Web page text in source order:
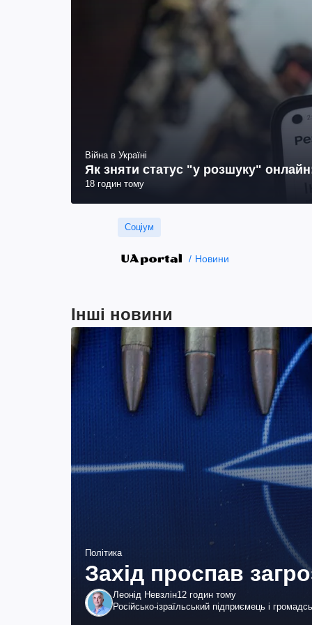
Війна в Україні
Як зняти статус "у розшуку"
18 годин тому
Соціум
Новини
Інші новини
Політика
Захід проспав
Леонід Невзлін12 годин тому
Російсько-ізраїльський підприємець і